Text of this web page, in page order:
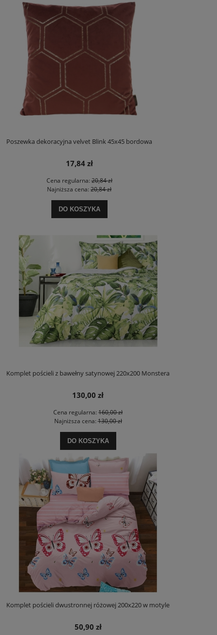
Poszewka dekoracyjna velvet Blink 45x45 bordowa
17,84 zł
Cena regularna:20,84 zł
Najniższa cena: 20,84 zł
DO KOSZYKA
Komplet pościeli z bawełny satynowej 220x200 Monstera
130,00 zł
Cena regularna: 160,00 zł
Najniższa cena:130,00 zł
DO KOSZYKA
Komplet pościeli dwustronnej różowej 200x220 w motyle
50,90 zł